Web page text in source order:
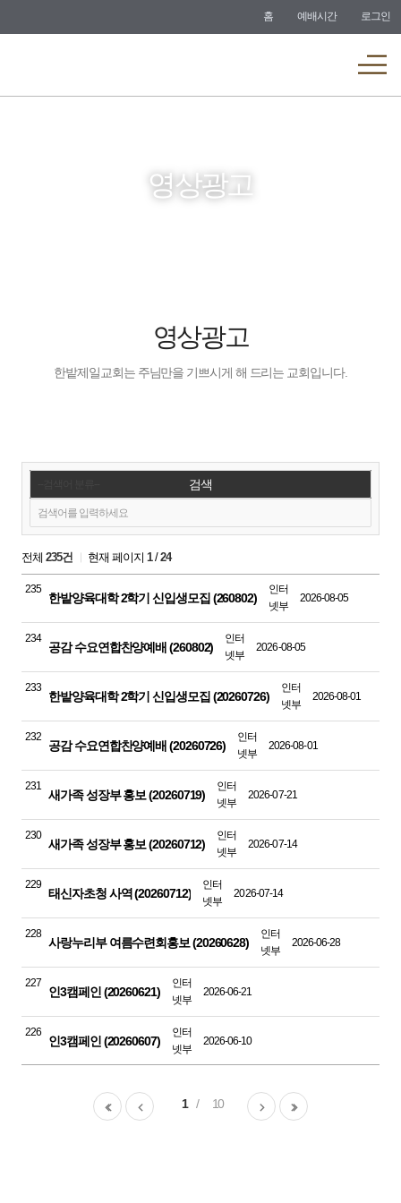
홈 예배시간 로그인
영상광고
영상광고
한밭제일교회는 주님만을 기쁘시게 해 드리는 교회입니다.
검색
전체 235건 현재 페이지1/24
235
한밭양육대학 2학기 신입생모집 (260802)
인터
넷부
2026-08-05
234
공감 수요연합찬양예배 (260802)
인터
넷부
2026-08-05
233
한밭양육대학 2학기 신입생모집 (20260726)
인터
넷부
2026-08-01
232
공감 수요연합찬양예배 (20260726)
인터
넷부
2026-08-01
231
새가족 성장부 홍보 (20260719)
인터
넷부
2026-07-21
230
새가족 성장부 홍보 (20260712)
인터
넷부
2026-07-14
229
태신자초청 사역 (20260712)
인터
넷부
2026-07-14
228
사랑누리부 여름수련회홍보 (20260628)
인터
넷부
2026-06-28
227
인3캠페인 (20260621)
인터
넷부
2026-06-21
226
인3캠페인 (20260607)
인터
넷부
2026-06-10
1 10